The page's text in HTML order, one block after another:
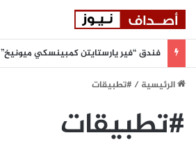
الرئيسية/ #تطبيقات
#تطبيقات